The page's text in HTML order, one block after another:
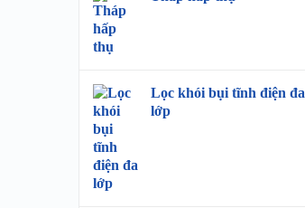
Lọc khói bụi tĩnh điện đa
lớp